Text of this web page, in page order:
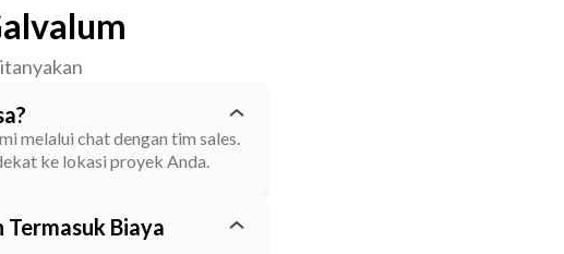
melalui chat dengan tim sales.
ke lokasi proyek Anda.
Termasuk Biaya